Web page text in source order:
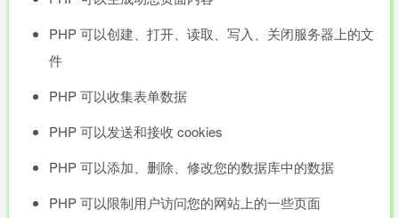
PHP 可以创建、打开、读取、写入、关闭服务器上的文
件
PHP 可以收集表单数据
PHP 可以发送和接收 cookies
PHP 可以添加、删除、修改您的数据库中的数据
PHP 可以限制用户访问您的网站上的一些页面